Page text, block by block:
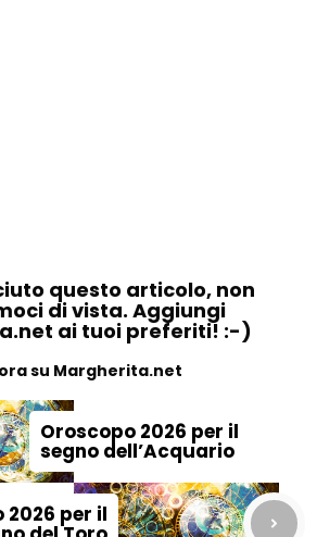
questo articolo, non
di vista. Aggiungi
ai tuoi preferiti! :-)
su Margherita.net
Oroscopo 2026 per il
segno dell’Acquario
2026 per il